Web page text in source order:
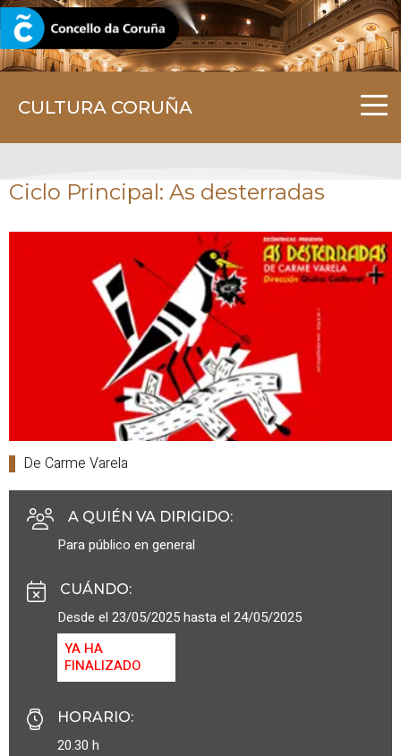
CULTURA CORUÑA
CORUNA.GAL
Ciclo Principal: As desterradas
De Carme Varela
A QUIÉN VA DIRIGIDO:
Para público en general
CUÁNDO:
Desde el 23/05/2025 hasta el 24/05/2025
YA HA
FINALIZADO
HORARIO:
20.30 h